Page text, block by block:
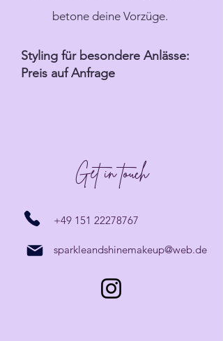
betone deine Vorzüge.
Styling für besondere Anlässe:
Preis auf Anfrage
Get in touch
+49 151 22278767
sparkleandshinemakeup@web.de